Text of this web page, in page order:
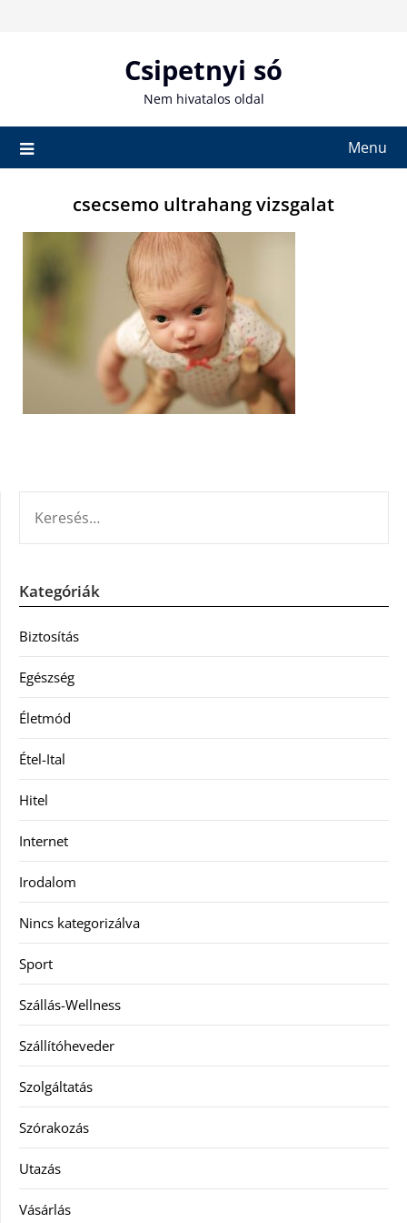
Csipetnyi só
Nem hivatalos oldal
Menu
csecsemo ultrahang vizsgalat
Kategóriák
Biztosítás
Egészség
Életmód
Étel-Ital
Hitel
Internet
Irodalom
Nincs kategorizálva
Sport
Szállás-Wellness
Szállítóheveder
Szolgáltatás
Szórakozás
Utazás
Vásárlás